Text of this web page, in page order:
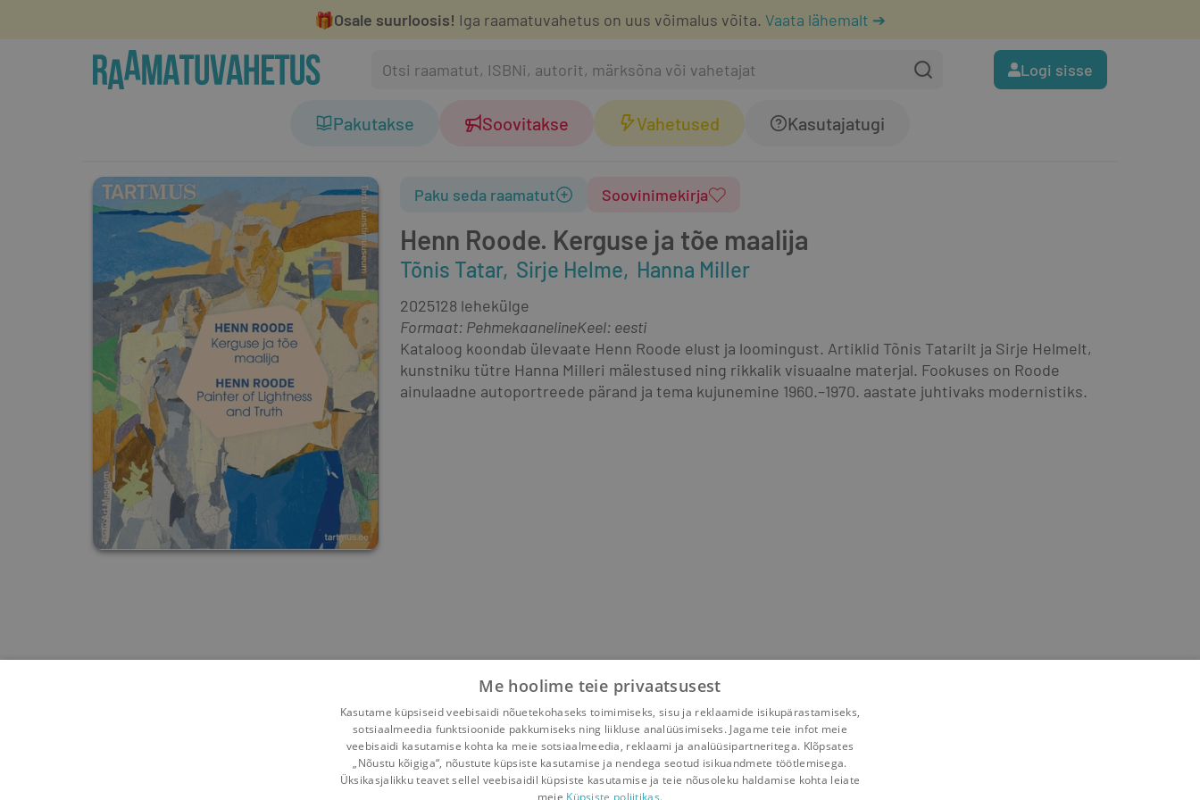
🎁Osale suurloosis! Iga raamatuvahetus on uus võimalus võita. Vaata lähemalt ➔
Logi sisse
Pakutakse Soovitakse Vahetused Kasutajatugi
Henn Roode. Kerguse ja tõe maalija
Tõnis Tatar Sirje Helme Hanna Miller
Paku seda raamatut Soovinimekirja
2025128 lehekülge
Formaat: PehmekaanelineKeel: eesti
Kataloog koondab ülevaate Henn Roode elust ja loomingust. Artiklid Tõnis Tatarilt ja Sirje Helmelt,
kunstniku tütre Hanna Milleri mälestused ning rikkalik visuaalne materjal. Fookuses on Roode
ainulaadne autoportreede pärand ja tema kujunemine 1960.–1970. aastate juhtivaks modernistiks.
Me hoolime teie privaatsusest
Kasutame küpsiseid veebisaidi nõuetekohaseks toimimiseks, sisu ja reklaamide isikupärastamiseks,
sotsiaalmeedia funktsioonide pakkumiseks ning liikluse analüüsimiseks. Jagame teie infot meie
veebisaidi kasutamise kohta ka meie sotsiaalmeedia, reklaami ja analüüsipartneritega. Klõpsates
„Nõustu kõigiga“, nõustute küpsiste kasutamise ja nendega seotud isikuandmete töötlemisega.
Üksikasjalikku teavet sellel veebisaidil küpsiste kasutamise ja teie nõusoleku haldamise kohta leiate
meie Küpsiste poliitikas.